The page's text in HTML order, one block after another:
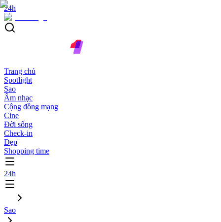
24h
Trang chủ
Spotlight
Sao
Âm nhạc
Cộng đồng mạng
Cine
Đời sống
Check-in
Đẹp
Shopping time
24h
Sao